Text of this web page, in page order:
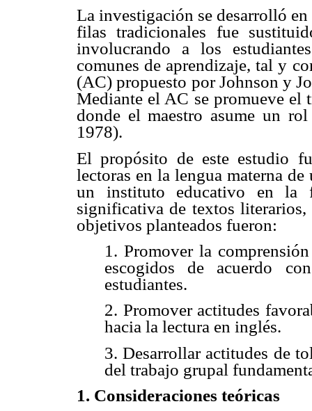
La investigación se desarrolló
filas tradicionales fue
involucrando a los
comunes de aprendizaje, tal y
(AC) propuesto por Johnson y
Mediante el AC se promueve el
donde el maestro asume un
1978).
El propósito de este estudio
lectoras en la lengua materna
un instituto educativo en la
significativa de textos
objetivos planteados fueron:
1. Promover la
escogidos de acuerdo
estudiantes.
2. Promover actitudes
hacia la lectura en inglés.
3. Desarrollar actitudes de
del trabajo grupal
1. Consideraciones teóricas